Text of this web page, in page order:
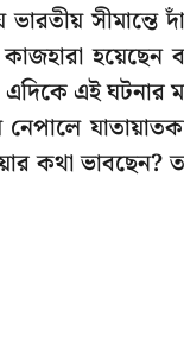
সীমান্তে
হয়েছেন
এদিকে এই
কথা ভাবছেন?